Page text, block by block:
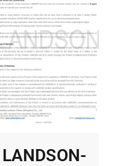
LANDSON-